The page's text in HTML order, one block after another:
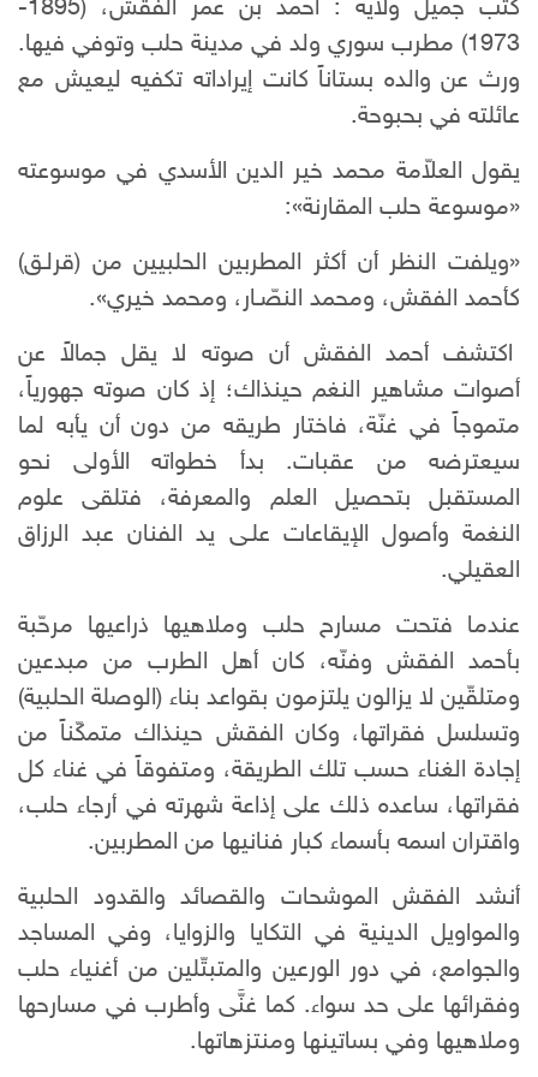
كتب جميل ولاية : أحمد بن عمر الفقش، (1895-
1973) مطرب سوري ولد في مدينة حلب وتوفي فيها.
ورث عن والده بستاناً كانت إيراداته تكفيه ليعيش مع
عائلته في بحبوحة.
يقول العلاّمة محمد خير الدين الأسدي في موسوعته
«موسوعة حلب المقارنة»:
«ويلفت النظر أن أكثر المطربين الحلبيين من (قرلـق)
كأحمد الفقش، ومحمد النصّـار، ومحمد خيري».
اكتشف أحمد الفقش أن صوته لا يقل جمالاً عن
أصوات مشاهير النغم حينذاك؛ إذ كان صوته جهورياً،
متموجاً في غنّة، فاختار طريقه من دون أن يأبه لما
سيعترضه من عقبات. بدأ خطواته الأولى نحو
المستقبل بتحصيل العلم والمعرفة، فتلقى علوم
النغمة وأصول الإيقاعات علـى يد الفنان عبد الرزاق
العقيلي.
عندما فتحت مسارح حلب وملاهيها ذراعيها مرحّبة
بأحمد الفقش وفنّه، كان أهل الطرب من مبدعين
ومتلقّين لا يزالون يلتزمون بقواعد بناء (الوصلة الحلبية)
وتسلسل فقراتها، وكان الفقش حينذاك متمكّناً من
إجادة الغناء حسب تلك الطريقة، ومتفوقاً في غناء كل
فقراتها، ساعده ذلك على إذاعة شهرته في أرجاء حلب،
واقتران اسمه بأسماء كبار فنانيها من المطربين.
أنشد الفقش الموشحات والقصائد والقدود الحلبية
والمواويل الدينية في التكايا والزوايا، وفي المساجد
والجوامع، في دور الورعين والمتبتّلين من أغنياء حلب
وفقرائها على حد سواء. كما غنَّى وأطرب في مسارحها
وملاهيها وفي بساتينها ومنتزهاتها.